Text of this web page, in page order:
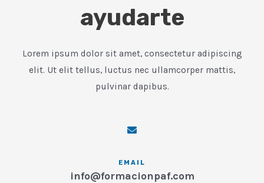
ayudarte
Lorem ipsum dolor sit amet, consectetur adipiscing
elit. Ut elit tellus, luctus nec ullamcorper mattis,
pulvinar dapibus.
EMAIL
info@formacionpaf.com